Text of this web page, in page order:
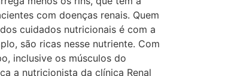
com doenças renais. Quem
cuidados nutricionais é com a
são ricas nesse nutriente. Com
inclusive os músculos do
a nutricionista da clínica Renal